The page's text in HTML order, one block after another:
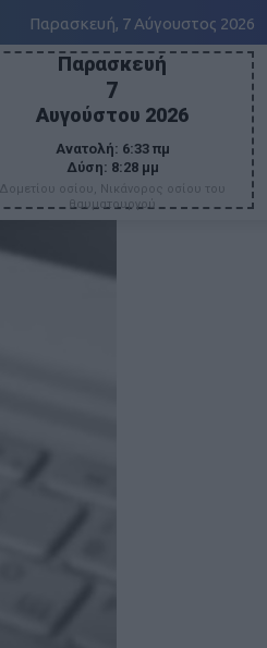
Παρασκευή, 7 Αύγουστος 2026
Παρασκευή
7
Αυγούστου 2026
Ανατολή: 6:33 πμ
Δύση: 8:28 μμ
Δομετίου οσίου, Νικάνορος οσίου του
θαυματουργού